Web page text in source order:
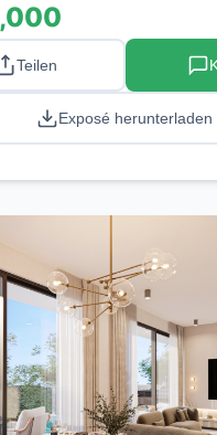
Teilen
Exposé herunterladen